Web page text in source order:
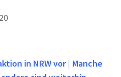
in NRW vor | Manche